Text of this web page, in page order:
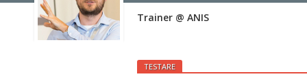
Trainer @ ANIS
TESTARE